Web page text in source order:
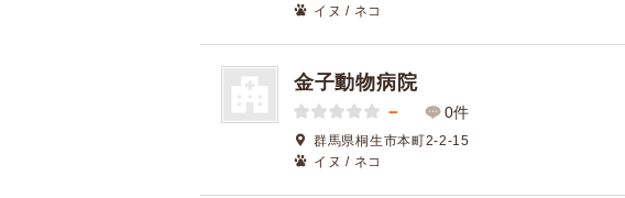
イヌ / ネコ
金子動物病院
－ 0件
群馬県桐生市本町2-2-15
イヌ / ネコ